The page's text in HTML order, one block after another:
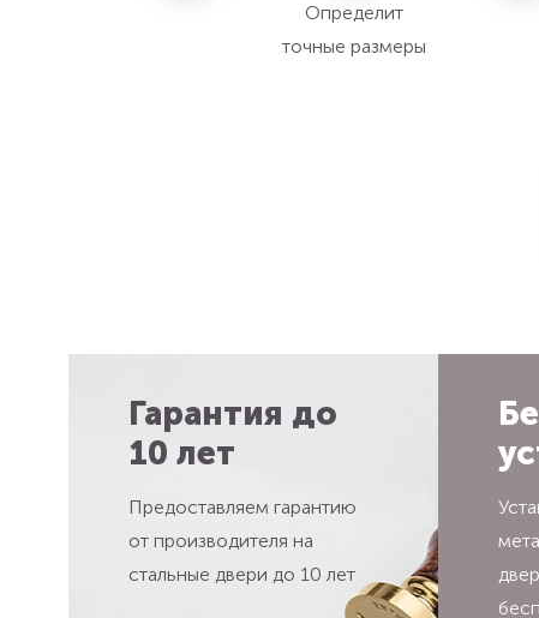
Определит
точные размеры
Гарантия до
10 лет
Предоставляем гарантию
от производителя на
стальные двери до 10 лет